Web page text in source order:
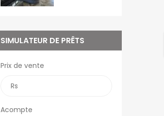
SIMULATEUR DE PRÊTS
Prix de vente
Acompte